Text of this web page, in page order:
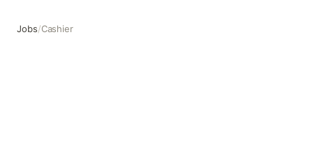
Jobs/Cashier